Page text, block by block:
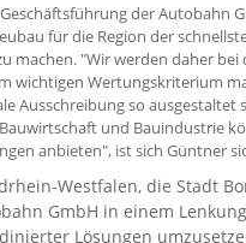
der Autobahn
für die Region der
machen. "Wir werden daher bei
wichtigen Wertungskriterium
Ausschreibung so ausgestaltet
und Bauindustrie
anbieten", ist sich Güntner
Westfalen, die Stadt
GmbH in einem
Lösungen